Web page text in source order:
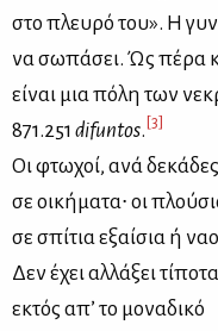
στο πλευ­ρό του». Η
να σω­πά­σει. Ώς πέ­ρα
εί­ναι μια πό­λη των
871.251 difuntos. [3]
Οι φτω­χοί, ανά
σε οι­κή­μα­τα∙ οι
σε σπί­τια εξαί­σια ή
Δεν έχει αλ­λά­ξει
εκτός απ’ το μο­να­δι­κό